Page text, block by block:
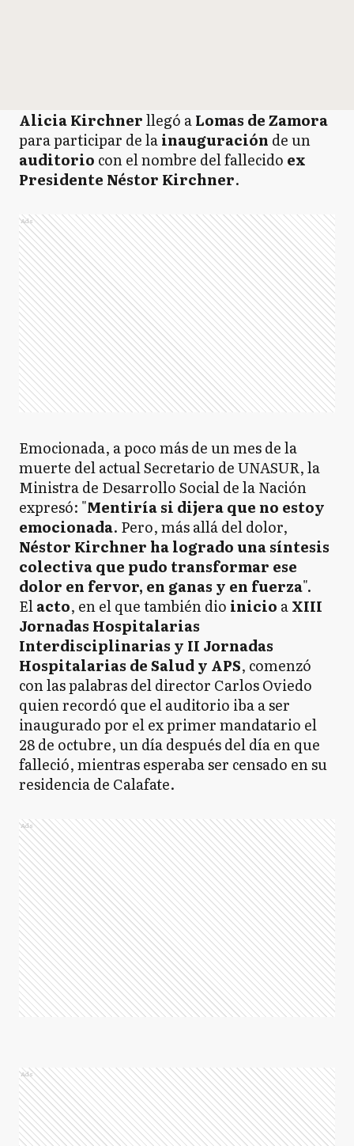
Alicia Kirchnerllegó aLomas de Zamora
para participar de lainauguración de un
auditorio con el nombre del fallecido ex
Presidente Néstor Kirchner.
Ads
Emocionada, a poco más de un mes de la
muerte del actual Secretario de UNASUR, la
Ministra de Desarrollo Social de la Nación
expresó: "Mentiría si dijera que no estoy
emocionada. Pero, más allá del dolor,
Néstor Kirchner ha logrado una síntesis
colectiva que pudo transformar ese
dolor en fervor, en ganas y en fuerza".
Elacto, en el que también dio inicio aXIII
Jornadas Hospitalarias
Interdisciplinarias y II Jornadas
Hospitalarias de Salud y APS, comenzó
con las palabras del director Carlos Oviedo
quien recordó que el auditorio iba a ser
inaugurado por el ex primer mandatario el
28 de octubre, un día después del día en que
falleció, mientras esperaba ser censado en su
residencia de Calafate.
Ads
Ads